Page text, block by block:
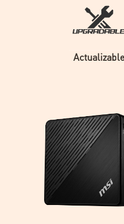
Actualizable